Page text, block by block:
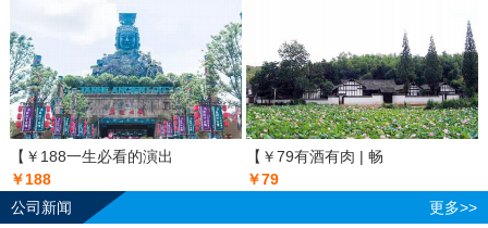
【￥188一生必看的演出
￥188
【￥79有酒有肉 | 畅
￥79
公司新闻
更多>>